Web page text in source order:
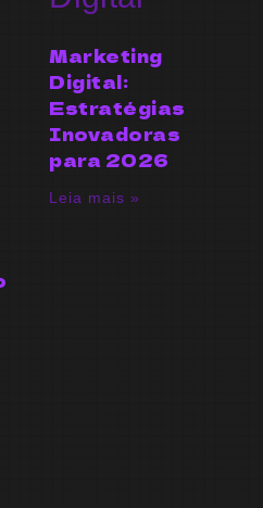
Marketing
Digital:
Estratégias
Inovadoras
para 2026
Leia mais »